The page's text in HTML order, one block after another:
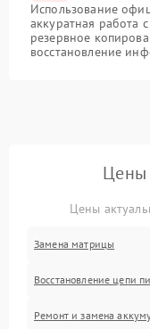
Использование
аккуратная работа
резервное
восстановление
Цены
Цены
Замена матрицы
Восстановление цепи
Ремонт и замена